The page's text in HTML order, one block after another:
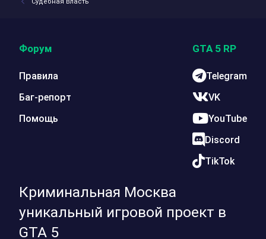
Криминальная Москва
уникальный игровой проект в
GTA 5
Форум
Правила
Баг-репорт
Помощь
GTA 5 RP
Telegram
VK
YouTube
Discord
TikTok